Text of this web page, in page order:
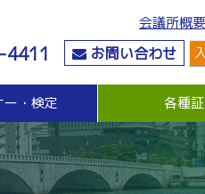
会議所概要
お問い合わせ
資金・融資
担保・無保証人融資
各種融資制度紹介
管理
支援（無料窓口相談）
理支援(あんしん取引情報提供事業)
・検定 各種